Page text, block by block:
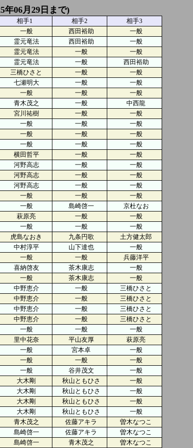
年06月29日まで)
相手1 相手2
相手3
一般 西田裕助
一般
霊元竜法 西田裕助
一般
霊元竜法 一般
一般
霊元竜法 一般
西田裕助
三橋ひさと 一般
一般
七瀬明大 一般
一般
一般 一般
一般
青木茂之 一般
中西龍
宮川祐樹 一般
一般
一般 一般
一般
一般 一般
一般
一般 一般
一般
横田哲平 一般
一般
河野高志 一般
一般
河野高志 一般
一般
河野高志 一般
一般
一般 一般
一般
一般 島崎啓一
京杜なお
萩原亮 一般
一般
一般 一般
一般
虎島なおき 九条円歌
土方健太郎
中村淳平 山下達也
一般
一般 一般
兵藤洋平
喜納啓友 茶木康志
一般
一般 茶木康志
一般
中野恵介 一般
三橋ひさと
中野恵介 一般
三橋ひさと
中野恵介 一般
三橋ひさと
中野恵介 一般
三橋ひさと
一般 一般
一般
里中花奈 平山友厚
萩原亮
一般 宮本卓
一般
一般 一般
一般
一般 谷井茂文
一般
大木剛 秋山ともひさ
一般
大木剛 秋山ともひさ
一般
大木剛 秋山ともひさ
一般
大木剛 秋山ともひさ
一般
青木茂之 佐藤アキラ
曽木なつこ
島崎啓一 佐藤アキラ
曽木なつこ
島崎啓一 青木茂之
曽木なつこ